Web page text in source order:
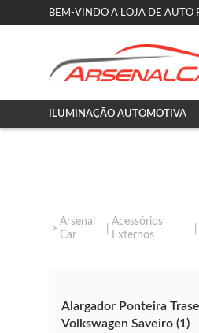
BEM-VINDO A LOJA DE AUTO
ILUMINAÇÃO AUTOMOTIVA
Arsenal
Car
Acessórios
Externos
Alargador Ponteira
Volkswagen Saveiro (1)